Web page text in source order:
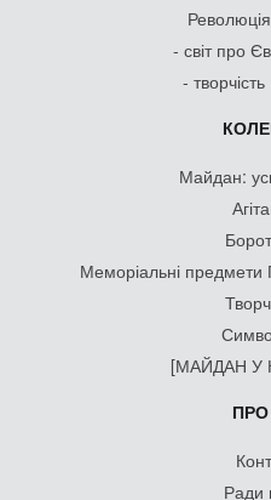
Революція
- світ про
-
Майдан:
Меморіальні предмети
[МАЙДАН У
Ради